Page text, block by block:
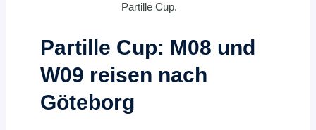
Partille Cup.
Partille Cup: M08 und
W09 reisen nach
Göteborg